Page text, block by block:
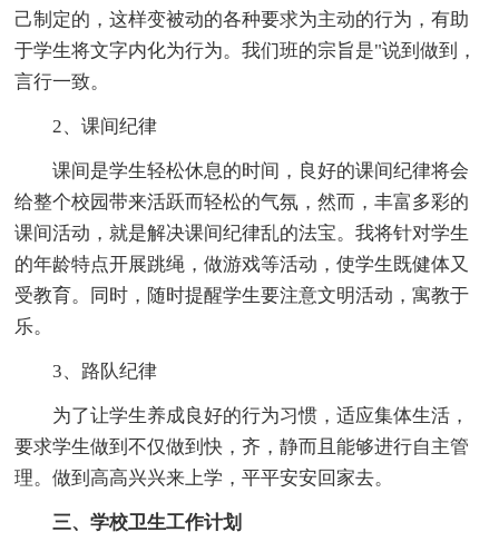
己制定的，这样变被动的各种要求为主动的行为，有助
于学生将文字内化为行为。我们班的宗旨是"说到做到，
言行一致。
2、课间纪律
课间是学生轻松休息的时间，良好的课间纪律将会
给整个校园带来活跃而轻松的气氛，然而，丰富多彩的
课间活动，就是解决课间纪律乱的法宝。我将针对学生
的年龄特点开展跳绳，做游戏等活动，使学生既健体又
受教育。同时，随时提醒学生要注意文明活动，寓教于
乐。
3、路队纪律
为了让学生养成良好的行为习惯，适应集体生活，
要求学生做到不仅做到快，齐，静而且能够进行自主管
理。做到高高兴兴来上学，平平安安回家去。
三、学校卫生工作计划